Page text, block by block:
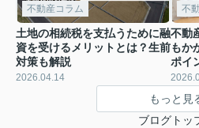
不動産コラム
土地の相続税を支払うために融
資を受けるメリットとは？生前
対策も解説
2026.04.14
不
不動
もか
ポイ
もっと見
ブログトッ